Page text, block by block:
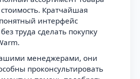
Кратчайшая
интерфейс
труда сделать покупку
менеджерами, они
проконсультировать